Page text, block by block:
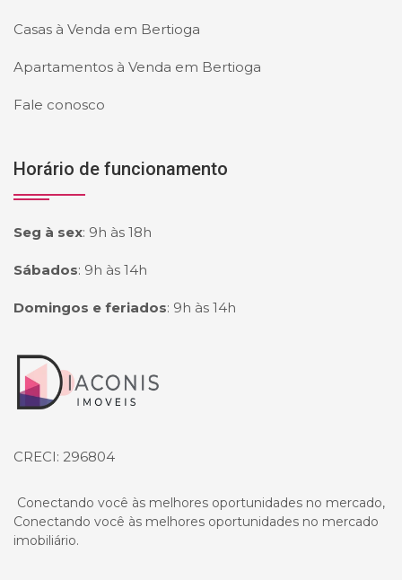
Casas à Venda em Bertioga
Apartamentos à Venda em Bertioga
Fale conosco
Horário de funcionamento
Seg à sex: 9h às 18h
Sábados: 9h às 14h
Domingos e feriados: 9h às 14h
Página inicial
CRECI: 296804
Conectando você às melhores oportunidades no mercado,
Conectando você às melhores oportunidades no mercado
imobiliário.